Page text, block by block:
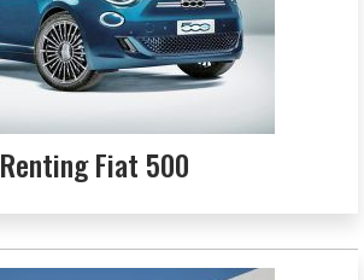
Renting Fiat 500